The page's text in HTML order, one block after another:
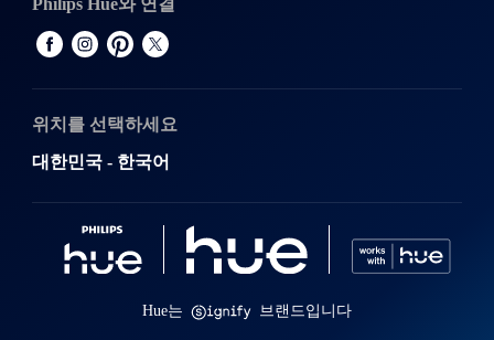
Philips Hue와 연결
위치를 선택하세요
대한민국 - 한국어
Hue는 브랜드입니다